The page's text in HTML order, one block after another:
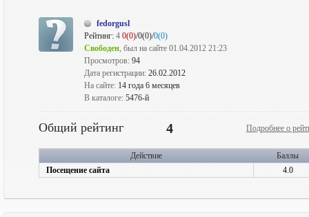
fedorgusl
Рейтинг: 4 0(0)/0(0)/0(0)
Свободен, был на сайте 01.04.2012 21:23
Просмотров: 94
Дата регистрации: 26.02.2012
На сайте: 14 года 6 месяцев
В каталоге: 5476-й
Общий рейтинг 4 Подробнее о
Действие
Баллы
Посещение сайта
4.0